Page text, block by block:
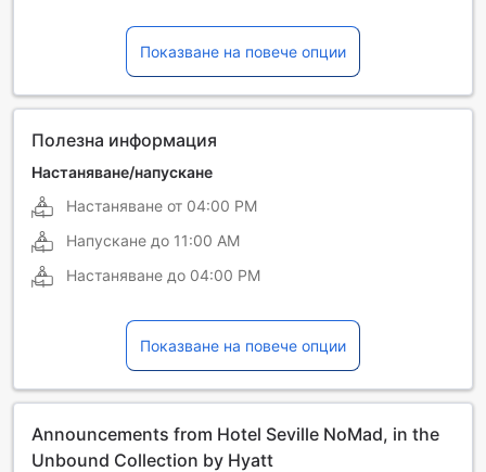
Китайски (мандарин) Немски
Полски Португалски
Руски
Френски
Показване на повече опции
Полезна информация
Настаняване/напускане
Настаняване от 04:00 PM
Напускане до 11:00 AM
Настаняване до 04:00 PM
Показване на повече опции
Announcements from Hotel Seville NoMad, in the
Unbound Collection by Hyatt